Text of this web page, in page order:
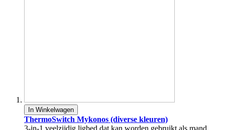
In Winkelwagen
ThermoSwitch Mykonos (diverse kleuren)